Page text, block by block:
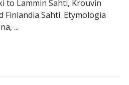
to Lammin Sahti, Krouvin
Finlandia Sahti. Etymologia
...